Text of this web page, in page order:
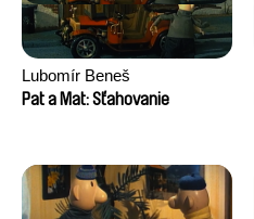
Lubomír Beneš
Pat a Mat: Sťahovanie